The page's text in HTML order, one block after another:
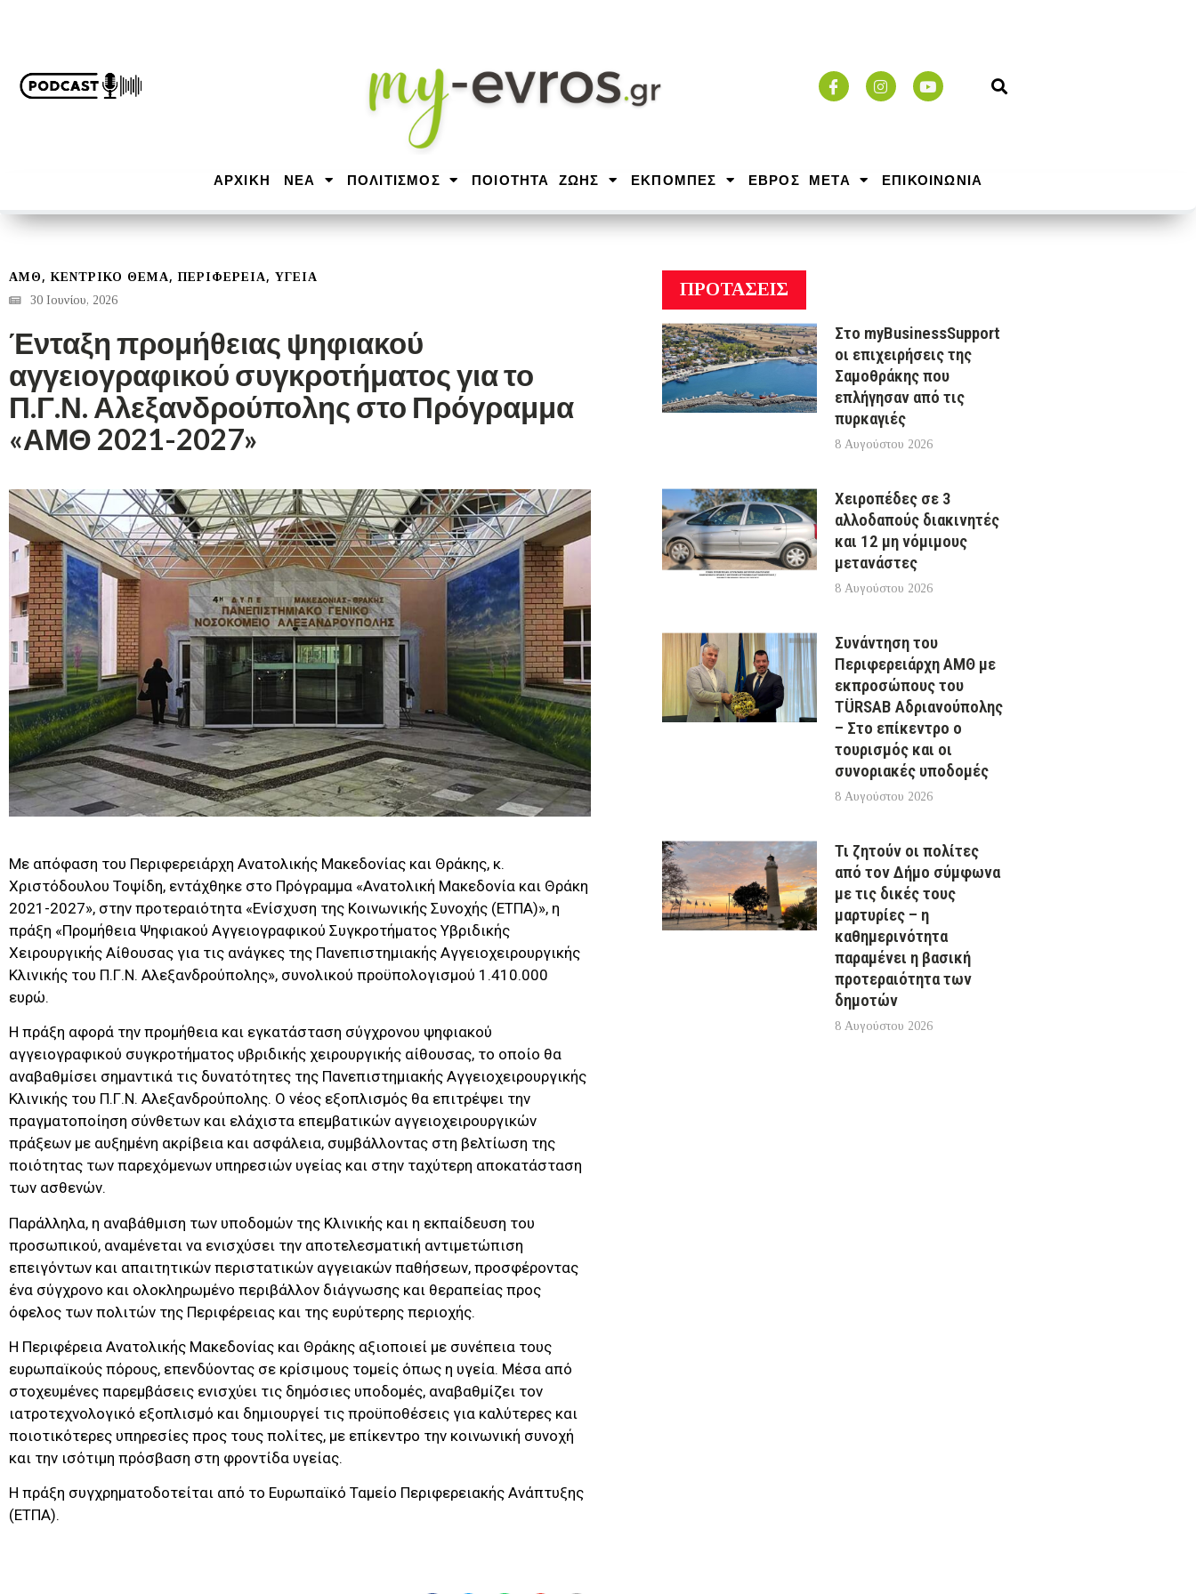
ΑΡΧΙΚΉ ΝΕΑ ΠΟΛΙΤΙΣΜΟΣ ΠΟΙΟΤΗΤΑ ΖΩΗΣ ΕΚΠΟΜΠΕΣ ΕΒΡΟΣ ΜΕΤΑ ΕΠΙΚΟΙΝΩΝΙΑ
ΑΜΘ ,ΚΕΝΤΡΙΚΟ ΘΕΜΑ,ΠΕΡΙΦΕΡΕΙΑ, ΥΓΕΙΑ
30 Ιουνίου, 2026
Ένταξη προμήθειας ψηφιακού
αγγειογραφικού συγκροτήματος για το
Π.Γ.Ν. Αλεξανδρούπολης στο Πρόγραμμα
«ΑΜΘ 2021-2027»
Με απόφαση του Περιφερειάρχη Ανατολικής Μακεδονίας και Θράκης, κ.
Χριστόδουλου Τοψίδη, εντάχθηκε στο Πρόγραμμα «Ανατολική Μακεδονία και Θράκη
2021-2027», στην προτεραιότητα «Ενίσχυση της Κοινωνικής Συνοχής (ΕΤΠΑ)», η
πράξη «Προμήθεια Ψηφιακού Αγγειογραφικού Συγκροτήματος Υβριδικής
Χειρουργικής Αίθουσας για τις ανάγκες της Πανεπιστημιακής Αγγειοχειρουργικής
Κλινικής του Π.Γ.Ν. Αλεξανδρούπολης», συνολικού προϋπολογισμού 1.410.000
ευρώ.
Η πράξη αφορά την προμήθεια και εγκατάσταση σύγχρονου ψηφιακού
αγγειογραφικού συγκροτήματος υβριδικής χειρουργικής αίθουσας, το οποίο θα
αναβαθμίσει σημαντικά τις δυνατότητες της Πανεπιστημιακής Αγγειοχειρουργικής
Κλινικής του Π.Γ.Ν. Αλεξανδρούπολης. Ο νέος εξοπλισμός θα επιτρέψει την
πραγματοποίηση σύνθετων και ελάχιστα επεμβατικών αγγειοχειρουργικών
πράξεων με αυξημένη ακρίβεια και ασφάλεια, συμβάλλοντας στη βελτίωση της
ποιότητας των παρεχόμενων υπηρεσιών υγείας και στην ταχύτερη αποκατάσταση
των ασθενών.
Παράλληλα, η αναβάθμιση των υποδομών της Κλινικής και η εκπαίδευση του
προσωπικού, αναμένεται να ενισχύσει την αποτελεσματική αντιμετώπιση
επειγόντων και απαιτητικών περιστατικών αγγειακών παθήσεων, προσφέροντας
ένα σύγχρονο και ολοκληρωμένο περιβάλλον διάγνωσης και θεραπείας προς
όφελος των πολιτών της Περιφέρειας και της ευρύτερης περιοχής.
Η Περιφέρεια Ανατολικής Μακεδονίας και Θράκης αξιοποιεί με συνέπεια τους
ευρωπαϊκούς πόρους, επενδύοντας σε κρίσιμους τομείς όπως η υγεία. Μέσα από
στοχευμένες παρεμβάσεις ενισχύει τις δημόσιες υποδομές, αναβαθμίζει τον
ιατροτεχνολογικό εξοπλισμό και δημιουργεί τις προϋποθέσεις για καλύτερες και
ποιοτικότερες υπηρεσίες προς τους πολίτες, με επίκεντρο την κοινωνική συνοχή
και την ισότιμη πρόσβαση στη φροντίδα υγείας.
Η πράξη συγχρηματοδοτείται από το Ευρωπαϊκό Ταμείο Περιφερειακής Ανάπτυξης
(ΕΤΠΑ).
ΠΡΟΤΑΣΕΙΣ
Στο myBusinessSupport
οι επιχειρήσεις της
Σαμοθράκης που
επλήγησαν από τις
πυρκαγιές
8 Αυγούστου 2026
Χειροπέδες σε 3
αλλοδαπούς διακινητές
και 12 μη νόμιμους
μετανάστες
8 Αυγούστου 2026
Συνάντηση του
Περιφερειάρχη ΑΜΘ με
εκπροσώπους του
TÜRSAB Αδριανούπολης
– Στο επίκεντρο ο
τουρισμός και οι
συνοριακές υποδομές
8 Αυγούστου 2026
Τι ζητούν οι πολίτες
από τον Δήμο σύμφωνα
με τις δικές τους
μαρτυρίες – η
καθημερινότητα
παραμένει η βασική
προτεραιότητα των
δημοτών
8 Αυγούστου 2026